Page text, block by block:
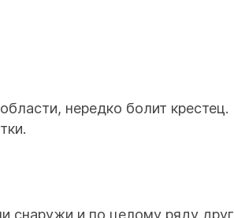
нередко болит
снаружи и по целому ряду